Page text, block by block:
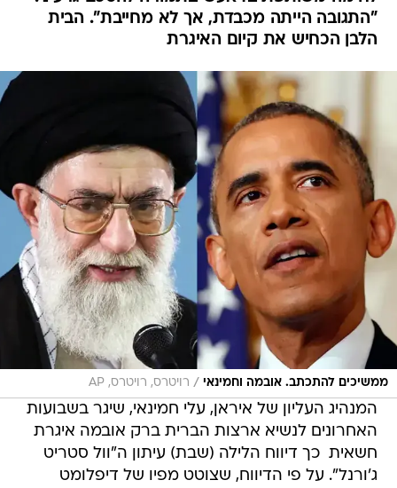
"התגובה הייתה מכבדת, אך לא מחייבת". הבית
הלבן הכחיש את קיום האיגרת
ממשיכים להתכתב. אובמה וחמינאי / רויטרס, רויטרס, AP
המנהיג העליון של איראן, עלי חמינאי, שיגר בשבועות
האחרונים לנשיא ארצות הברית ברק אובמה איגרת
חשאית  כך דיווח הלילה (שבת) עיתון ה"וול סטריט
ג'ורנל". על פי הדיווח, שצוטט מפיו של דיפלומט